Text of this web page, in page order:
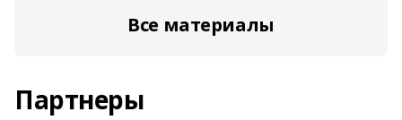
Все материалы
Партнеры